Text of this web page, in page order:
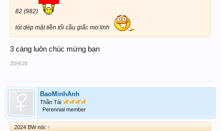
82 (982)
lót dép mặt tiền tối cầu giấc mơ linh
3 càng luôn chúc mừng bạn
20/4/26
BaoMinhAnh
Thần Tài
Perennial member
2024 BW nói: ↑